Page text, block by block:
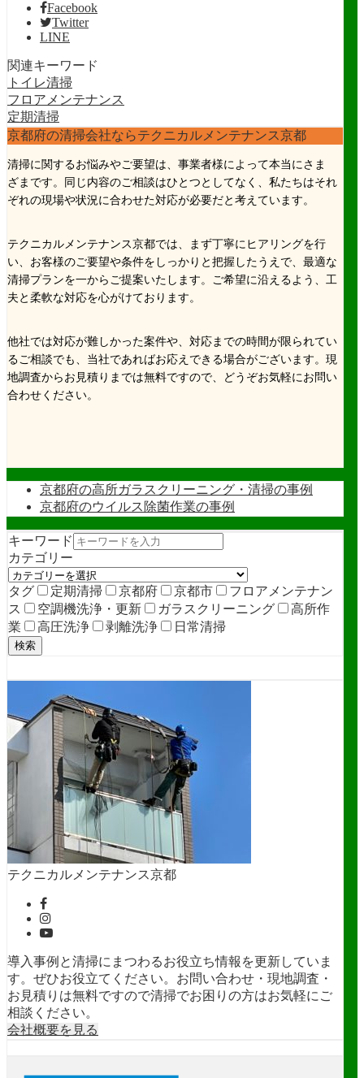
Facebook
Twitter
LINE
関連キーワード
トイレ清掃
フロアメンテナンス
定期清掃
京都府の清掃会社ならテクニカルメンテナンス京都
清掃に関するお悩みやご要望は、事業者様によって本当にさま
ざまです。同じ内容のご相談はひとつとしてなく、私たちはそれ
ぞれの現場や状況に合わせた対応が必要だと考えています。
テクニカルメンテナンス京都では、まず丁寧にヒアリングを行
い、お客様のご要望や条件をしっかりと把握したうえで、最適な
清掃プランを一からご提案いたします。ご希望に沿えるよう、工
夫と柔軟な対応を心がけております。
他社では対応が難しかった案件や、対応までの時間が限られてい
るご相談でも、当社であればお応えできる場合がございます。現
地調査からお見積りまでは無料ですので、どうぞお気軽にお問い
合わせください。
京都府の高所ガラスクリーニング・清掃の事例
京都府のウイルス除菌作業の事例
キーワード
カテゴリー
タグ 定期清掃 京都府 京都市
フロアメンテナン
ス
空調機洗浄・更新 ガラスクリーニング
高所作
業
高圧洗浄 剥離洗浄 日常清掃
検索
テクニカルメンテナンス京都
導入事例と清掃にまつわるお役立ち情報を更新していま
す。ぜひお役立てください。お問い合わせ・現地調査・
お見積りは無料ですので清掃でお困りの方はお気軽にご
相談ください。
会社概要を見る